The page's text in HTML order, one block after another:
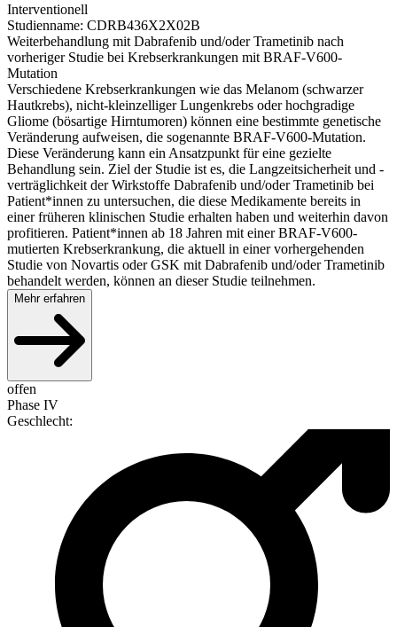
Interventionell
Studienname: CDRB436X2X02B
Weiterbehandlung mit Dabrafenib und/oder Trametinib nach
vorheriger Studie bei Krebserkrankungen mit BRAF-V600-
Mutation
Verschiedene Krebserkrankungen wie das Melanom (schwarzer
Hautkrebs), nicht-kleinzelliger Lungenkrebs oder hochgradige
Gliome (bösartige Hirntumoren) können eine bestimmte genetische
Veränderung aufweisen, die sogenannte BRAF-V600-Mutation.
Diese Veränderung kann ein Ansatzpunkt für eine gezielte
Behandlung sein. Ziel der Studie ist es, die Langzeitsicherheit und -
verträglichkeit der Wirkstoffe Dabrafenib und/oder Trametinib bei
Patient*innen zu untersuchen, die diese Medikamente bereits in
einer früheren klinischen Studie erhalten haben und weiterhin davon
profitieren. Patient*innen ab 18 Jahren mit einer BRAF-V600-
mutierten Krebserkrankung, die aktuell in einer vorhergehenden
Studie von Novartis oder GSK mit Dabrafenib und/oder Trametinib
behandelt werden, können an dieser Studie teilnehmen.
Mehr erfahren
offen
Phase IV
Geschlecht: